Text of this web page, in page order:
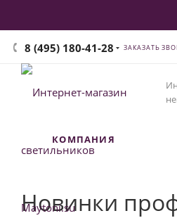
8 (495) 180-41-28 ЗАКАЗАТЬ
КОМПАНИЯ
Новинки